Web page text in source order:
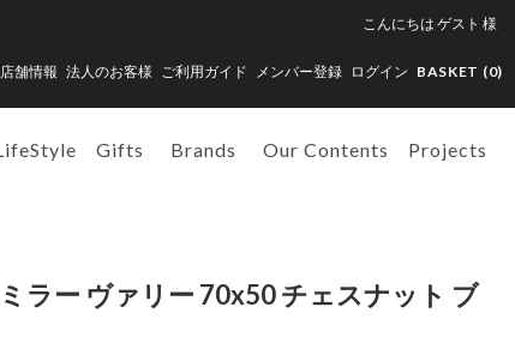
こんにちは ゲスト 様
店舗情報 法人のお客様 ご利用ガイド メンバー登録 ログイン BASKET (0)
Gifts Brands Our Contents Projects
ラー ヴァリー 70x50 チェスナット ブ